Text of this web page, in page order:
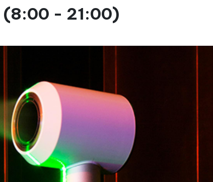
(8:00 - 21:00)